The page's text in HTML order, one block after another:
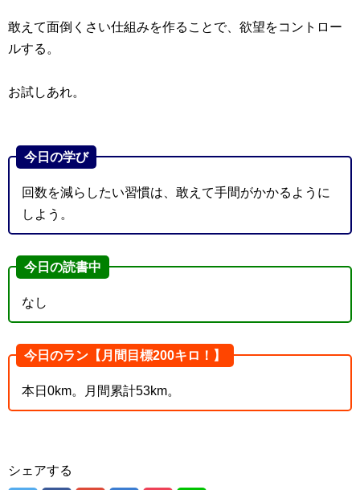
敢えて面倒くさい仕組みを作ることで、欲望をコントロー
ルする。
お試しあれ。
今日の学び
回数を減らしたい習慣は、敢えて手間がかかるように
しよう。
今日の読書中
なし
今日のラン【月間目標200キロ！】
本日0km。月間累計53km。
シェアする